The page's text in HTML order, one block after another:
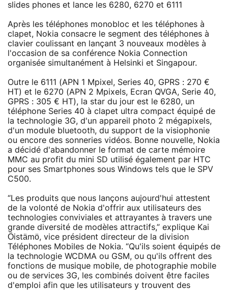
slides phones et lance les 6280, 6270 et 6111
Après les téléphones monobloc et les téléphones à
clapet, Nokia consacre le segment des téléphones à
clavier coulissant en lançant 3 nouveaux modèles à
l'occasion de sa conférence Nokia Connection
organisée simultanément à Helsinki et Singapour.
Outre le 6111 (APN 1 Mpixel, Series 40, GPRS : 270 €
HT) et le 6270 (APN 2 Mpixels, Ecran QVGA, Serie 40,
GPRS : 305 € HT), la star du jour est le 6280, un
téléphone Series 40 à clapet ultra compact équipé de
la technologie 3G, d'un appareil photo 2 mégapixels,
d'un module bluetooth, du support de la visiophonie
ou encore des sonneries vidéos. Bonne nouvelle, Nokia
a décidé d'abandonner le format de carte mémoire
MMC au profit du mini SD utilisé également par HTC
pour ses Smartphones sous Windows tels que le SPV
C500.
“Les produits que nous lançons aujourd'hui attestent
de la volonté de Nokia d'offrir aux utilisateurs des
technologies conviviales et attrayantes à travers une
grande diversité de modèles attractifs,” explique Kai
Öistämö, vice président directeur de la division
Téléphones Mobiles de Nokia. “Qu'ils soient équipés de
la technologie WCDMA ou GSM, ou qu'ils offrent des
fonctions de musique mobile, de photographie mobile
ou de services 3G, les combinés doivent être faciles
d'emploi afin que les utilisateurs y trouvent des